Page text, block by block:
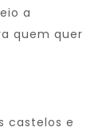
a
quem quer
castelos e